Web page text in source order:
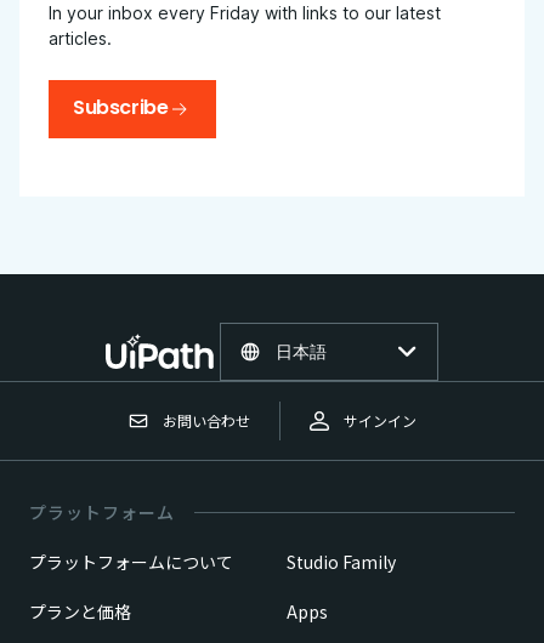
In your inbox every Friday with links to our latest
articles.
Subscribe
お問い合わせ サインイン
日本語
プラットフォーム
プラットフォームについて
プランと価格
Studio Family
Apps